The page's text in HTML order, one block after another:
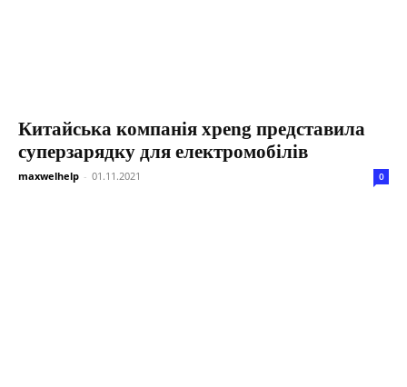
Китайська компанія xpeng представила
суперзарядку для електромобілів
maxwelhelp - 01.11.2021 0